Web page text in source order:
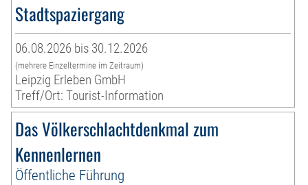
Stadtspaziergang
06.08.2026 bis 30.12.2026
(mehrere Einzeltermine im Zeitraum)
Leipzig Erleben GmbH
Treff/Ort: Tourist-Information
Das Völkerschlachtdenkmal zum
Kennenlernen
Öffentliche Führung